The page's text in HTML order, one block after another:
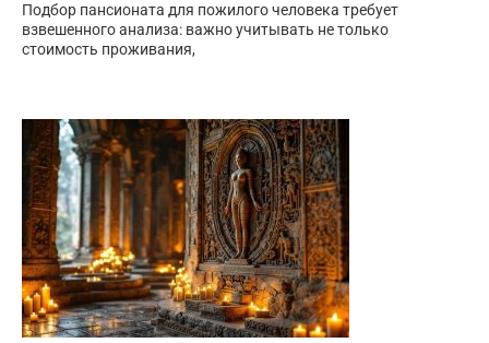
Подбор пансионата для пожилого человека требует
взвешенного анализа: важно учитывать не только
стоимость проживания,